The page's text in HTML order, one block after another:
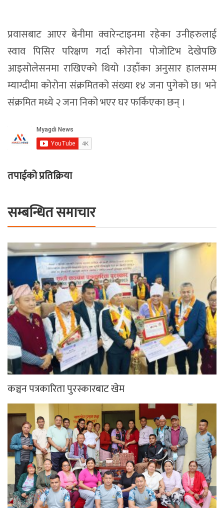
प्रवासबाट आएर बेनीमा क्वारेन्टाइनमा रहेका उनीहरुलाई
स्वाव पिसिर परिक्षण गर्दा कोरोना पोजोटिभ देखेपछि
आइसोलेसनमा राखिएको थियो ।उहाँका अनुसार हालसम्म
म्याग्दीमा कोरोना संक्रमितको संख्या १४ जना पुगेको छ। भने
संक्रमित मध्ये २ जना निको भएर घर फर्किएका छन् ।
तपाईको प्रतिक्रिया
सम्बन्धित समाचार
कञ्चन पत्रकारिता पुरस्कारबाट खेम